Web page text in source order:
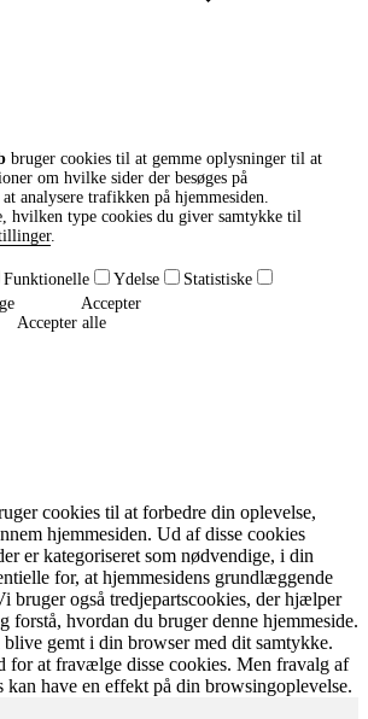
bruger cookies til at gemme oplysninger til at
om hvilke sider der besøges på
analysere trafikken på hjemmesiden.
hvilken type cookies du giver samtykke til
.
Funktionelle Ydelse
Statistiske
Accepter
Accepter alle
cookies til at forbedre din oplevelse,
hjemmesiden. Ud af disse cookies
er kategoriseret som nødvendige, i din
for, at hjemmesidens grundlæggende
bruger også tredjepartscookies, der hjælper
forstå, hvordan du bruger denne hjemmeside.
gemt i din browser med dit samtykke.
for at fravælge disse cookies. Men fravalg af
kan have en effekt på din browsingoplevelse.